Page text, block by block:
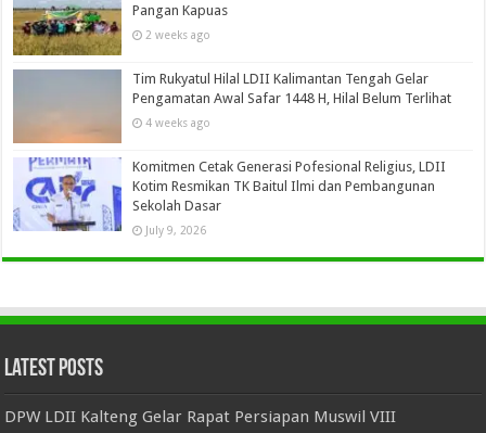
Pangan Kapuas
2 weeks ago
Tim Rukyatul Hilal LDII Kalimantan Tengah Gelar
Pengamatan Awal Safar 1448 H, Hilal Belum Terlihat
4 weeks ago
Komitmen Cetak Generasi Pofesional Religius, LDII
Kotim Resmikan TK Baitul Ilmi dan Pembangunan
Sekolah Dasar
July 9, 2026
Latest Posts
DPW LDII Kalteng Gelar Rapat Persiapan Muswil VIII